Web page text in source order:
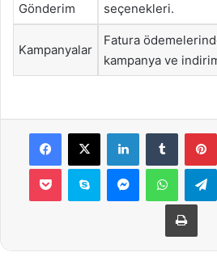
Gönderim
seçenekleri.
Kampanyalar
Fatura
kampanya ve
Facebook
X LinkedInTumblr
Pocket Skype Messenger